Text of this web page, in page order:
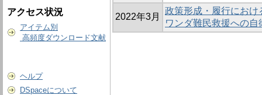
アクセス状況
アイテム別
高頻度ダウンロード文献
ヘルプ
DSpaceについて
2022年3月
政策形成・履行にお
ワンダ難民救援への